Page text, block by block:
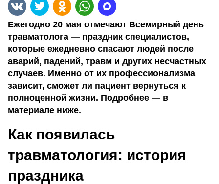
Ежегодно 20 мая отмечают Всемирный день
травматолога — праздник специалистов,
которые ежедневно спасают людей после
аварий, падений, травм и других несчастных
случаев. Именно от их профессионализма
зависит, сможет ли пациент вернуться к
полноценной жизни. Подробнее — в
материале ниже.
Как появилась
травматология: история
праздника